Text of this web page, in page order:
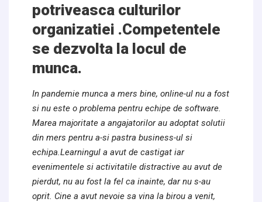
potriveasca culturilor
organizatiei .Competentele
se dezvolta la locul de
munca.
In pandemie munca a mers bine, online-ul nu a fost
si nu este o problema pentru echipe de software.
Marea majoritate a angajatorilor au adoptat solutii
din mers pentru a-si pastra business-ul si
echipa.Learningul a avut de castigat iar
evenimentele si activitatile distractive au avut de
pierdut, nu au fost la fel ca inainte, dar nu s-au
oprit. Cine a avut nevoie sa vina la birou a venit,